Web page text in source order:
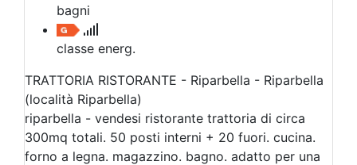
bagni
classe energ.
TRATTORIA RISTORANTE - Riparbella - Riparbella
(località Riparbella)
riparbella - vendesi ristorante trattoria di circa
300mq totali. 50 posti interni + 20 fuori. cucina.
forno a legna. magazzino. bagno. adatto per una